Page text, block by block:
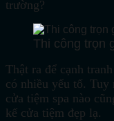
trường?
Thi công trọn
Thật ra để cạnh
có nhiều yếu tố. Tuy
cửa tiệm spa nào
kế cửa tiệm đẹp lạ.